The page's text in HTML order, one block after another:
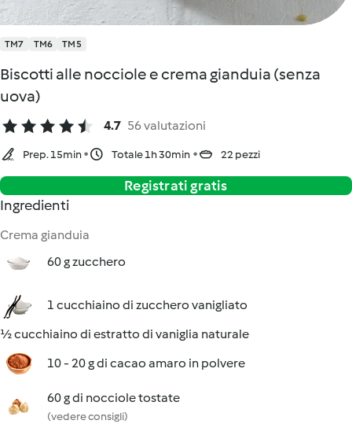
TM7 TM6 TM5
Biscotti alle nocciole e crema gianduia (senza
uova)
4.7 56 valutazioni
Prep. 15min Totale 1h 30min 22 pezzi
Registrati gratis
Ingredienti
Crema gianduia
60 g zucchero
1 cucchiaino di zucchero vanigliato
½ cucchiaino di estratto di vaniglia naturale
10 - 20 g di cacao amaro in polvere
60 g di nocciole tostate
(vedere consigli)